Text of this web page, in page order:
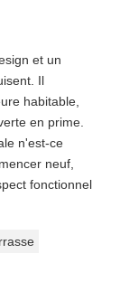
et un
Il
habitable,
en prime.
n'est-ce
neuf,
fonctionnel